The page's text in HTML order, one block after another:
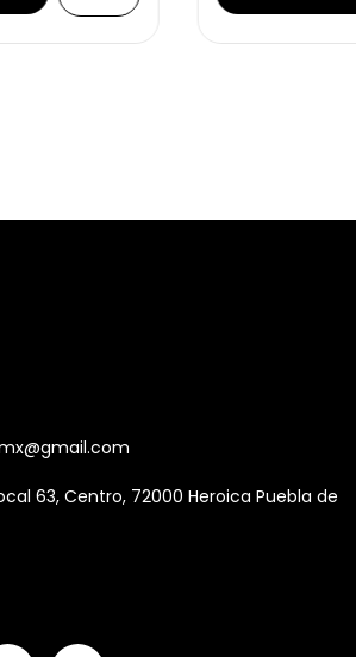
63, Centro, 72000 Heroica Puebla de